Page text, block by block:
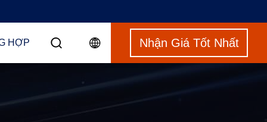
HỢP Nhận Giá Tốt Nhất